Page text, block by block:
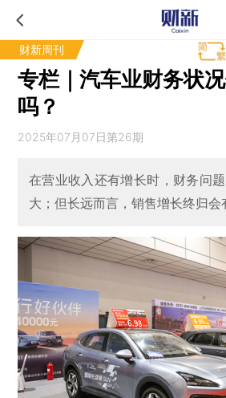
财新周刊
专栏｜汽车业财务状
吗？
2025年07月07日第26期
在营业收入还有增长时，财务问
大；但长远而言，销售增长终归会